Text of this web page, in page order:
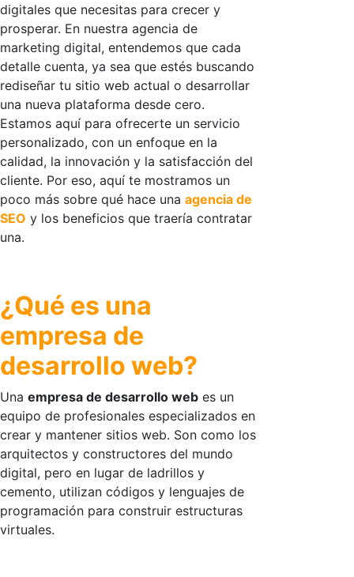
digitales que necesitas para crecer y
prosperar. En nuestra agencia de
marketing digital, entendemos que cada
detalle cuenta, ya sea que estés buscando
rediseñar tu sitio web actual o desarrollar
una nueva plataforma desde cero.
Estamos aquí para ofrecerte un servicio
personalizado, con un enfoque en la
calidad, la innovación y la satisfacción del
cliente. Por eso, aquí te mostramos un
poco más sobre qué hace una agencia de
SEO y los beneficios que traería contratar
una.
¿Qué es una
empresa de
desarrollo web?
Una empresa de desarrollo web es un
equipo de profesionales especializados en
crear y mantener sitios web. Son como los
arquitectos y constructores del mundo
digital, pero en lugar de ladrillos y
cemento, utilizan códigos y lenguajes de
programación para construir estructuras
virtuales.